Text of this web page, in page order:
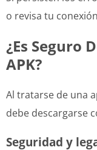
o revisa tu
¿Es Seguro
APK?
Al tratarse de una
debe descargarse
Seguridad y